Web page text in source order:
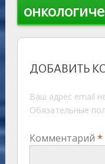
ДОБАВИТЬ
Ваш адрес email
Обязательные
Комментарий *